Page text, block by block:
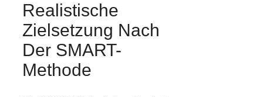
Realistische
Zielsetzung Nach
Der SMART-
Methode